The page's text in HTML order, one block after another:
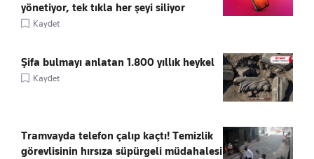
yönetiyor, tek tıkla her şeyi siliyor
Kaydet
Şifa bulmayı anlatan 1.800 yıllık heykel
Kaydet
Tramvayda telefon çalıp kaçtı! Temizlik
görevlisinin hırsıza süpürgeli müdahalesi